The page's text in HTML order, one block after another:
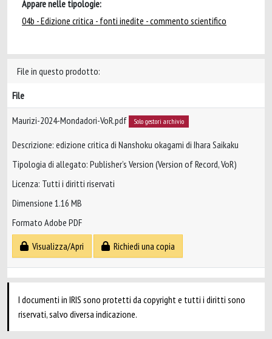
Appare nelle tipologie:
04b - Edizione critica - fonti inedite - commento scientifico
File in questo prodotto:
File
Maurizi-2024-Mondadori-VoR.pdf Solo gestori archivio
Descrizione: edizione critica di Nanshoku okagami di Ihara Saikaku
Tipologia di allegato: Publisher’s Version (Version of Record, VoR)
Licenza: Tutti i diritti riservati
Dimensione 1.16 MB
Formato Adobe PDF
Visualizza/Apri
Richiedi una copia
I documenti in IRIS sono protetti da copyright e tutti i diritti sono
riservati, salvo diversa indicazione.